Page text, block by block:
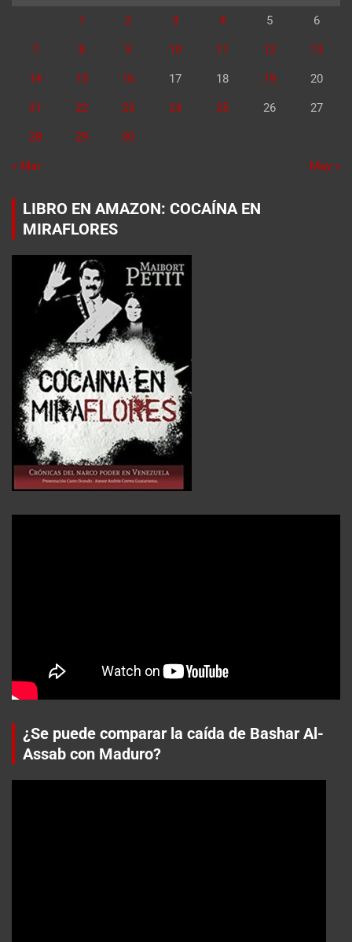
1 2 3 4 5 6
7 8 9 10 11 12 13
14 15 16 17 18 19 20
21 22 23 24 25 26 27
28 29 30
« Mar May »
LIBRO EN AMAZON: COCAÍNA EN
MIRAFLORES
¿Se puede comparar la caída de Bashar Al-
Assab con Maduro?